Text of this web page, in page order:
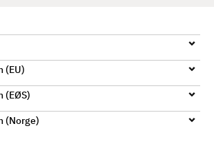
(EU)
(EØS)
(Norge)